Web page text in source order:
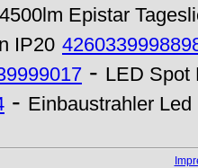
Epistar
IP20
- LED Spot
- Einbaustrahler